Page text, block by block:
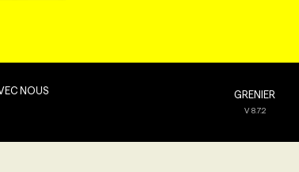
NOUS GRENIER
V8.7.2